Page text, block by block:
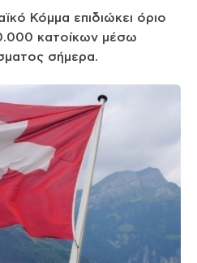
Κόμμα επιδιώκει όριο
κατοίκων μέσω
σήμερα.